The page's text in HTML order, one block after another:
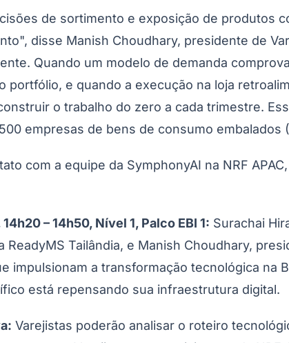
de sortimento e exposição de produtos
disse Manish Choudhary, presidente de
Quando um modelo de demanda
e quando a execução na loja
o trabalho do zero a cada trimestre.
empresas de bens de consumo embalados
com a equipe da SymphonyAI na NRF
– 14h50, Nível 1, Palco EBI 1: Surachai
Tailândia, e Manish Choudhary,
impulsionam a transformação tecnológica na
está repensando sua infraestrutura digital.
Varejistas poderão analisar o roteiro